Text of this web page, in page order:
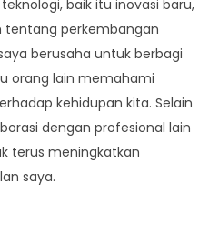
baik itu inovasi baru,
tentang perkembangan
berusaha untuk berbagi
orang lain memahami
kehidupan kita. Selain
dengan profesional lain
terus meningkatkan
saya.